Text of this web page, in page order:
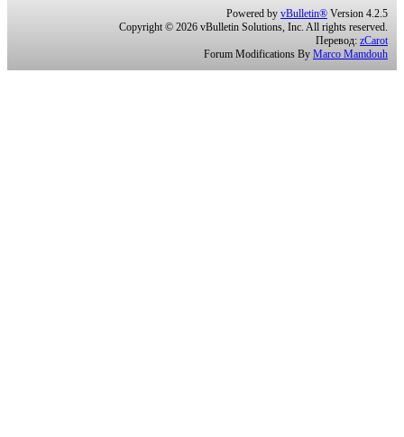
Полная версия Вверх
Powered byvBulletin®Version 4.2.5
Copyright © 2026 vBulletin Solutions, Inc. All rights reserved.
Перевод:zCarot
Forum Modifications ByMarco Mamdouh